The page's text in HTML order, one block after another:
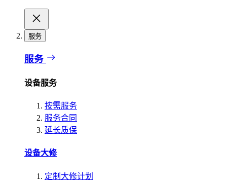
服务
服务
设备服务
按需服务
服务合同
延长质保
设备大修
定制大修计划